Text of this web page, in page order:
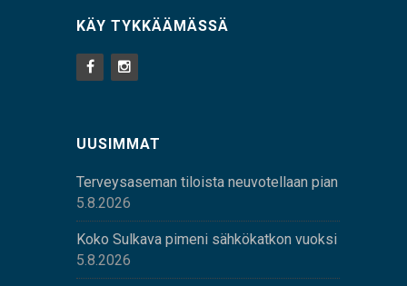
KÄY TYKKÄÄMÄSSÄ
UUSIMMAT
Terveysaseman tiloista neuvotellaan pian
5.8.2026
Koko Sulkava pimeni sähkökatkon vuoksi
5.8.2026